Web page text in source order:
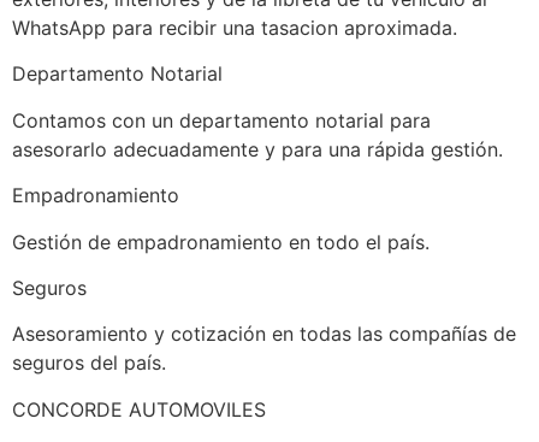
WhatsApp para recibir una tasacion aproximada.
Departamento Notarial
Contamos con un departamento notarial para
asesorarlo adecuadamente y para una rápida gestión.
Empadronamiento
Gestión de empadronamiento en todo el país.
Seguros
Asesoramiento y cotización en todas las compañías de
seguros del país.
CONCORDE AUTOMOVILES